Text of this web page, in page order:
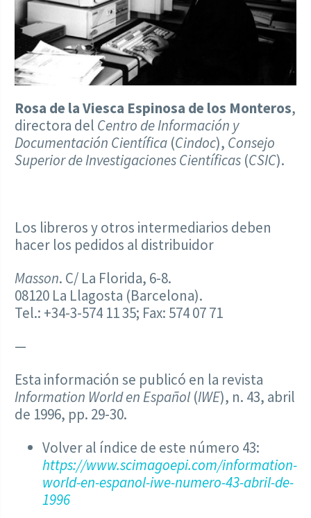
Rosa de la Viesca Espinosa de los Monteros,
directora del Centro de Información y
Documentación Científica (Cindoc), Consejo
Superior de Investigaciones Científicas (CSIC).
Los libreros y otros intermediarios deben
hacer los pedidos al distribuidor
Masson. C/ La Florida, 6-8.
08120 La Llagosta (Barcelona).
Tel.: +34-3-574 11 35; Fax: 574 07 71
—
Esta información se publicó en la revista
Information World en Español (IWE), n. 43, abril
de 1996, pp. 29-30.
Volver al índice de este número 43:
https://www.scimagoepi.com/information-
world-en-espanol-iwe-numero-43-abril-de-
1996